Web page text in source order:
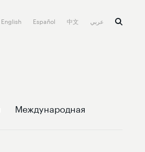
English Español 中文
Международная